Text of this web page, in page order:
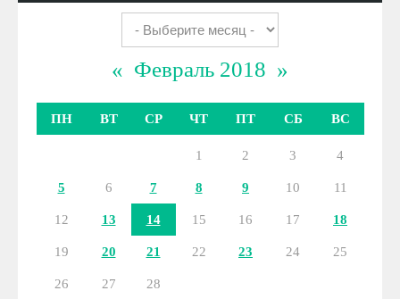
« Февраль 2018 »
ПН ВТ СР ЧТ ПТ СБ ВС
1 2 3 4
5 6 7 8 9 10 11
12 13 14 15 16 17 18
19 20 21 22 23 24 25
26 27 28